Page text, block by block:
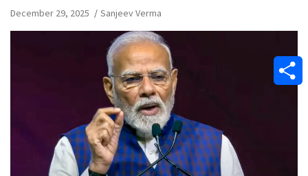
December 29, 2025 Sanjeev Verma